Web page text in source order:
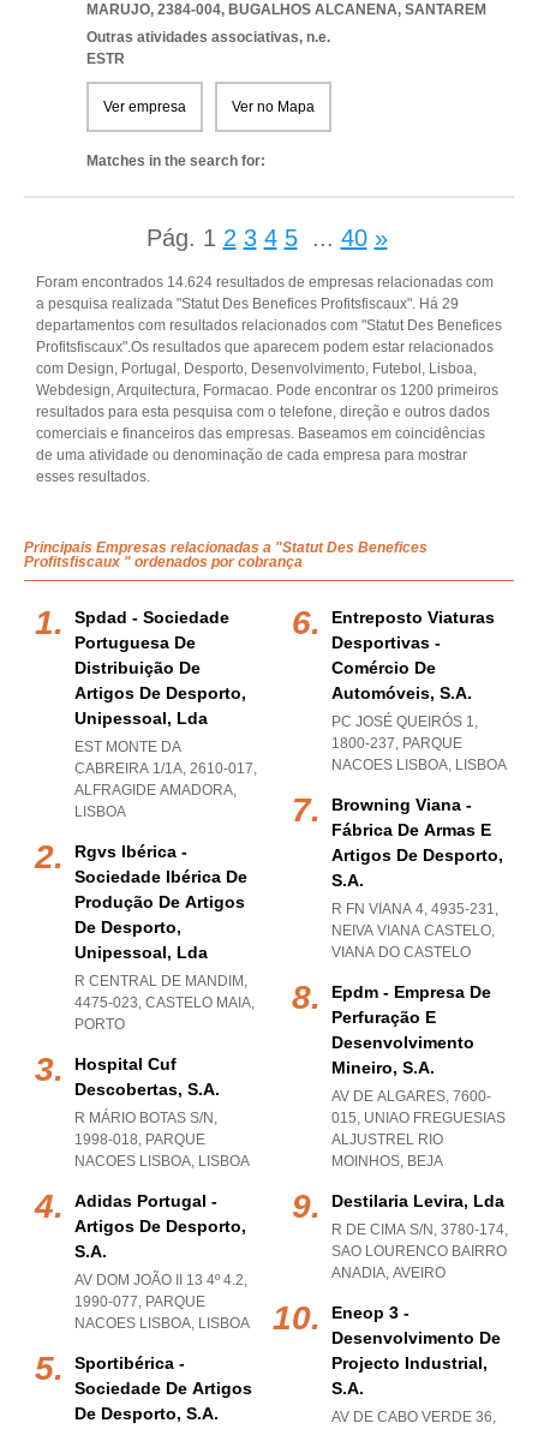
MARUJO, 2384-004, BUGALHOS ALCANENA, SANTAREM
Outras atividades associativas, n.e.
ESTR
Ver empresa Ver no Mapa
Matches in the search for:
Pág. 1 2 3 4 5 ... 40 »
Foram encontrados 14.624 resultados de empresas relacionadas com
a pesquisa realizada "Statut Des Benefices Profitsfiscaux". Há 29
departamentos com resultados relacionados com "Statut Des Benefices
Profitsfiscaux".Os resultados que aparecem podem estar relacionados
com Design, Portugal, Desporto, Desenvolvimento, Futebol, Lisboa,
Webdesign, Arquitectura, Formacao. Pode encontrar os 1200 primeiros
resultados para esta pesquisa com o telefone, direção e outros dados
comerciais e financeiros das empresas. Baseamos em coincidências
de uma atividade ou denominação de cada empresa para mostrar
esses resultados.
Principais Empresas relacionadas a "Statut Des Benefices
Profitsfiscaux " ordenados por cobrança
Spdad - Sociedade
Portuguesa De
Distribuição De
Artigos De Desporto,
Unipessoal, Lda
EST MONTE DA
CABREIRA 1/1A, 2610-017,
ALFRAGIDE AMADORA,
LISBOA
Rgvs Ibérica -
Sociedade Ibérica De
Produção De Artigos
De Desporto,
Unipessoal, Lda
R CENTRAL DE MANDIM,
4475-023, CASTELO MAIA,
PORTO
Hospital Cuf
Descobertas, S.a.
R MÁRIO BOTAS S/N,
1998-018, PARQUE
NACOES LISBOA, LISBOA
Adidas Portugal -
Artigos De Desporto,
S.a.
AV DOM JOÃO II 13 4º 4.2,
1990-077, PARQUE
NACOES LISBOA, LISBOA
Sportibérica -
Sociedade De Artigos
De Desporto, S.a.
Entreposto Viaturas
Desportivas -
Comércio De
Automóveis, S.a.
PC JOSÉ QUEIRÓS 1,
1800-237, PARQUE
NACOES LISBOA, LISBOA
Browning Viana -
Fábrica De Armas E
Artigos De Desporto,
S.a.
R FN VIANA 4, 4935-231,
NEIVA VIANA CASTELO,
VIANA DO CASTELO
Epdm - Empresa De
Perfuração E
Desenvolvimento
Mineiro, S.a.
AV DE ALGARES, 7600-
015, UNIAO FREGUESIAS
ALJUSTREL RIO
MOINHOS, BEJA
Destilaria Levira, Lda
R DE CIMA S/N, 3780-174,
SAO LOURENCO BAIRRO
ANADIA, AVEIRO
Eneop 3 -
Desenvolvimento De
Projecto Industrial,
S.a.
AV DE CABO VERDE 36,